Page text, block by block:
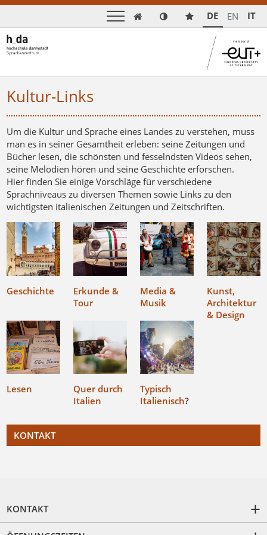
 DE EN IT
Kultur-Links
Um die Kultur und Sprache eines Landes zu verstehen, muss
man es in seiner Gesamtheit erleben: seine Zeitungen und
Bücher lesen, die schönsten und fesselndsten Videos sehen,
seine Melodien hören und seine Geschichte erforschen.
Hier finden Sie einige Vorschläge für verschiedene
Sprachniveaus zu diversen Themen sowie Links zu den
wichtigsten italienischen Zeitungen und Zeitschriften.
Geschichte
Erkunde &
Tour
Media &
Musik
Kunst,
Architektur
& Design
Lesen
Quer durch
Italien
Typisch
Italienisch?
KONTAKT
KONTAKT